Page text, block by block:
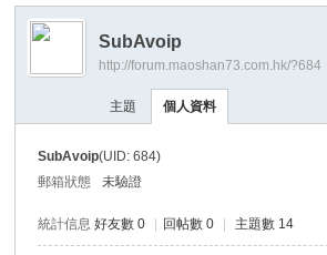
›
SubAvoip
http://forum.maoshan73.com.hk/?684
主題 個人資料
SubAvoip(UID: 684)
郵箱狀態
未驗證
統計信息 好友數 0 回帖數 0 主題數 14